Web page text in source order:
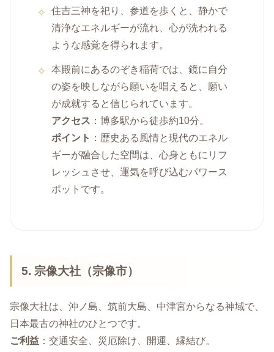
住吉三神を祀り、参道を歩くと、静かで
清浄なエネルギーが流れ、心が洗われる
ような感覚を得られます。
本殿前にあるのぞき稲荷では、鏡に自分
の姿を映しながら願いを唱えると、願い
が成就すると信じられています。
アクセス ：博多駅から徒歩約10分。
ポイント ：歴史ある風情と現代のエネル
ギーが融合した空間は、心身ともにリフ
レッシュさせ、運気を呼び込むパワース
ポットです。
5. 宗像大社（宗像市）
宗像大社は、沖ノ島、筑前大島、中津宮からなる神域で、
日本最古の神社のひとつです。
ご利益 ：交通安全、災厄除け、開運、縁結び。